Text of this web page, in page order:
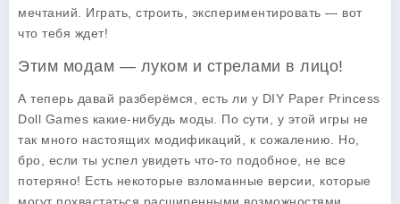
мечтаний. Играть, строить, экспериментировать — вот
что тебя ждет!
Этим модам — луком и стрелами в лицо!
А теперь давай разберёмся, есть ли у DIY Paper Princess
Doll Games какие-нибудь моды. По сути, у этой игры не
так много настоящих модификаций, к сожалению. Но,
бро, если ты успел увидеть что-то подобное, не все
потеряно! Есть некоторые взломанные версии, которые